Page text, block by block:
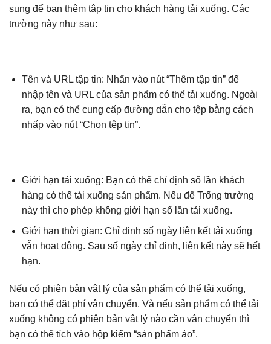
sung để bạn thêm tập tin cho khách hàng tải xuống. Các
trường này như sau:
Tên và URL tập tin: Nhấn vào nút “Thêm tập tin” để
nhập tên và URL của sản phẩm có thể tải xuống. Ngoài
ra, bạn có thể cung cấp đường dẫn cho tệp bằng cách
nhấp vào nút “Chọn tệp tin”.
Giới hạn tải xuống: Bạn có thể chỉ định số lần khách
hàng có thể tải xuống sản phẩm. Nếu để Trống trường
này thì cho phép không giới hạn số lần tải xuống.
Giới hạn thời gian: Chỉ định số ngày liên kết tải xuống
vẫn hoạt động. Sau số ngày chỉ định, liên kết này sẽ hết
hạn.
Nếu có phiên bản vật lý của sản phẩm có thể tải xuống,
bạn có thể đặt phí vận chuyển. Và nếu sản phẩm có thể tải
xuống không có phiên bản vật lý nào cần vận chuyển thì
bạn có thể tích vào hộp kiểm “sản phẩm ảo”.